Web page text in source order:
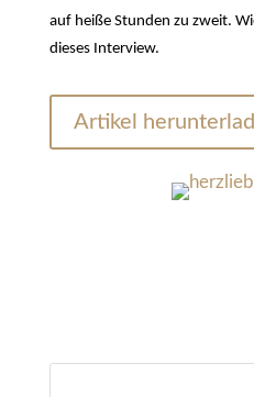
auf heiße Stunden zu zweit.
dieses Interview.
Artikel